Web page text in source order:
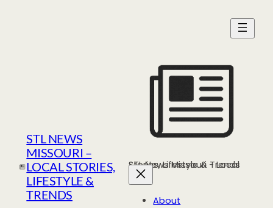
STL NEWS
MISSOURI –
LOCAL STORIES,
LIFESTYLE &
TRENDS
STL News Missouri - Local Stories, Lifestyle & Trends
About